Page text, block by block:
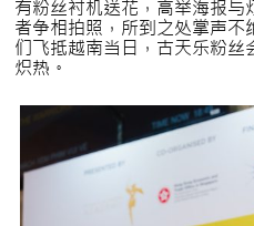
有粉丝衬机送花，高举海报与
者争相拍照，所到之处掌声不
们飞抵越南当日，古天乐粉丝
炽热。